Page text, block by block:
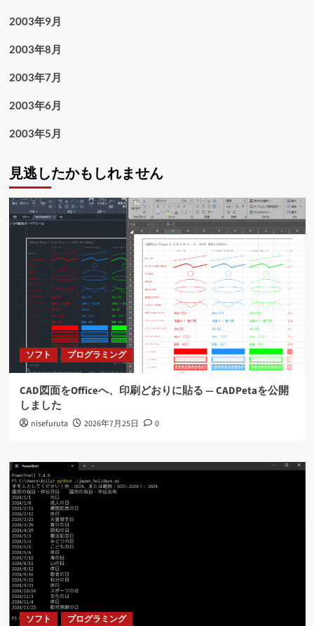
2003年9月
2003年8月
2003年7月
2003年6月
2003年5月
見逃したかもしれません
ソフト プログラミング
CAD図面をOfficeへ、印刷どおりに貼る ― CADPetaを公開
しました
nisefuruta 2026年7月25日 0
ソフト プログラミング